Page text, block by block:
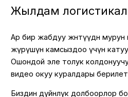
Жылдам
Ар бир жабдуу жөнөтүүдөн мурун
жүрүшүн камсыздоо үчүн катуу
Ошондой эле толук
видео окуу куралдары
Биздин дүйнөлүк долбоорлор